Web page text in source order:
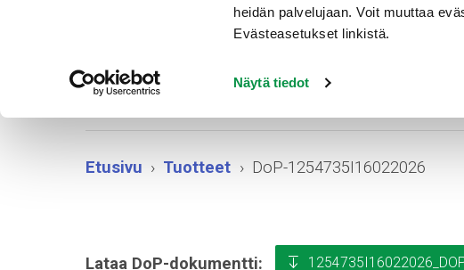
heidän palvelujaan. Voit muuttaa
Evästeasetukset linkistä.
Näytä tiedotDoP-
Etusivu Tuotteet DoP-1254735I16022026
Lataa DoP-dokumentti: